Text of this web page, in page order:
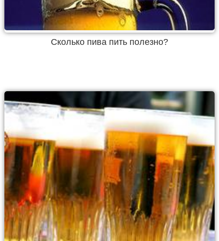
Сколько пива пить полезно?